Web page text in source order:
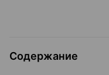
Содержание